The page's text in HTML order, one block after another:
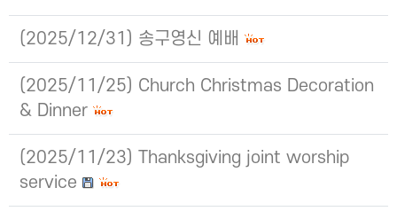
(2025/12/31) 송구영신 예배
(2025/11/25) Church Christmas Decoration
& Dinner
(2025/11/23) Thanksgiving joint worship
service